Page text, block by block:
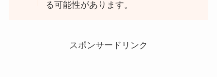
る可能性があります。
スポンサードリンク